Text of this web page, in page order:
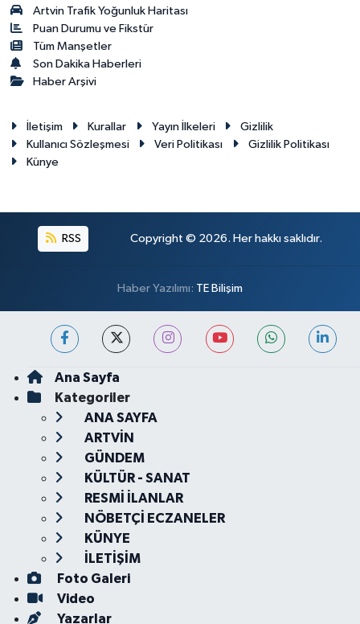
Artvin Trafik Yoğunluk Haritası
Puan Durumu ve Fikstür
Tüm Manşetler
Son Dakika Haberleri
Haber Arşivi
İletişim Kurallar Yayın İlkeleri
Gizlilik
Kullanıcı Sözleşmesi
Veri Politikası
Gizlilik Politikası
Künye
RSS Copyright © 2026. Her hakkı saklıdır.
Haber Yazılımı: TE Bilişim
Ana Sayfa
Kategoriler
ANA SAYFA
ARTVİN
GÜNDEM
KÜLTÜR - SANAT
RESMİ İLANLAR
NÖBETÇİ ECZANELER
KÜNYE
İLETİŞİM
Foto Galeri
Video
Yazarlar